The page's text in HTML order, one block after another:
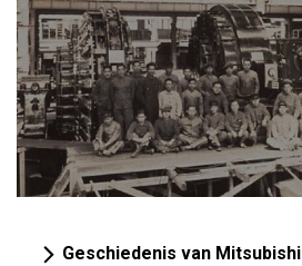
Geschiedenis van Mitsubishi